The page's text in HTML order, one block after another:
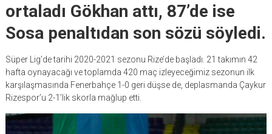
ortaladı Gökhan attı, 87’de ise
Sosa penaltıdan son sözü söyledi.
Süper Lig’de tarihi 2020-2021 sezonu Rize’de başladı. 21 takımın 42
hafta oynayacağı ve toplamda 420 maç izleyeceğimiz sezonun ilk
karşılaşmasında Fenerbahçe 1-0 geri düşse de, deplasmanda Çaykur
Rizespor’u 2-1’lik skorla mağlup etti.